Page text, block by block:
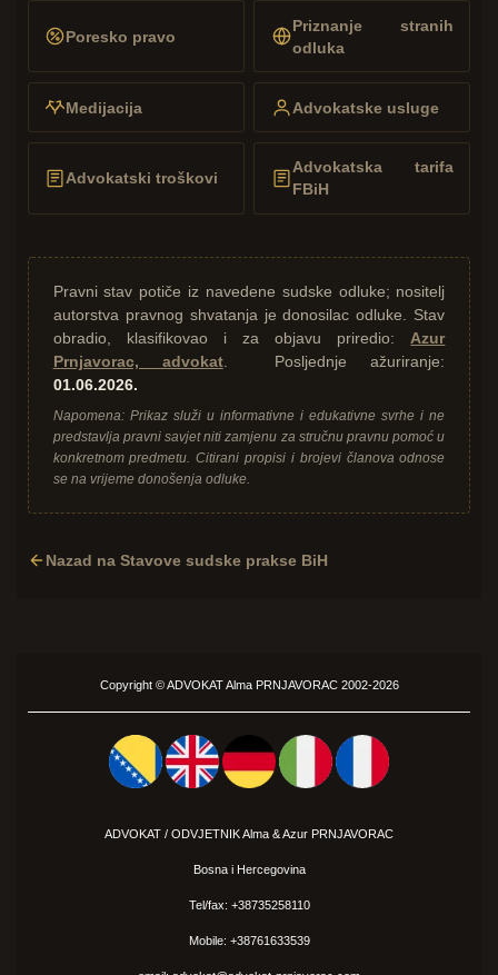
Poresko pravo
Priznanje stranih
odluka
Medijacija Advokatske usluge
Advokatski troškovi
Advokatska tarifa
FBiH
Pravni stav potiče iz navedene sudske odluke; nositelj
autorstva pravnog shvatanja je donosilac odluke. Stav
obradio, klasifikovao i za objavu priredio: Azur
Prnjavorac, advokat. Posljednje ažuriranje:
01.06.2026.
Napomena: Prikaz služi u informativne i edukativne svrhe i ne
predstavlja pravni savjet niti zamjenu za stručnu pravnu pomoć u
konkretnom predmetu. Citirani propisi i brojevi članova odnose
se na vrijeme donošenja odluke.
Nazad na Stavove sudske prakse BiH
Copyright ©ADVOKATAlma PRNJAVORAC 2002-2026
ADVOKAT / ODVJETNIK Alma &Azur PRNJAVORAC
Bosna i Hercegovina
Tel/fax: +38735258110
Mobile: +38761633539